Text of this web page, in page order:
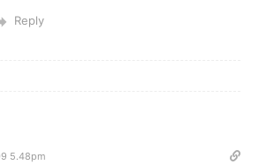
Reply
5.48pm